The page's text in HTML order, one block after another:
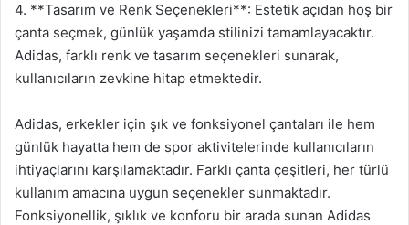
4. **Tasarım ve Renk Seçenekleri**: Estetik açıdan hoş bir
çanta seçmek, günlük yaşamda stilinizi tamamlayacaktır.
Adidas, farklı renk ve tasarım seçenekleri sunarak,
kullanıcıların zevkine hitap etmektedir.
Adidas, erkekler için şık ve fonksiyonel çantaları ile hem
günlük hayatta hem de spor aktivitelerinde kullanıcıların
ihtiyaçlarını karşılamaktadır. Farklı çanta çeşitleri, her türlü
kullanım amacına uygun seçenekler sunmaktadır.
Fonksiyonellik, şıklık ve konforu bir arada sunan Adidas